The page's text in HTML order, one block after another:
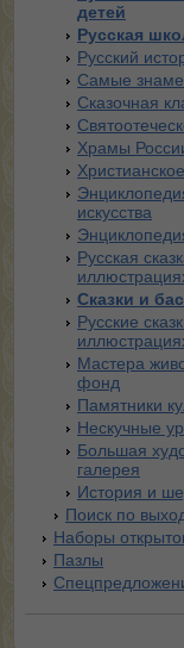
детей
Русская
Русский
Самые
Сказочная
Храмы
искусства
Русская
Сказки и
Русские
Мастера
фонд
Памятники
Нескучные
Большая
галерея
История и
Поиск по
Наборы
Пазлы